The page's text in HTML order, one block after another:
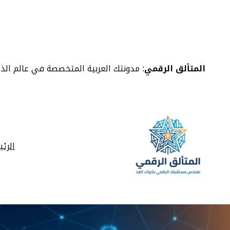
المتألق الرقمي: مدونتك العربية المتخصصة في عالم